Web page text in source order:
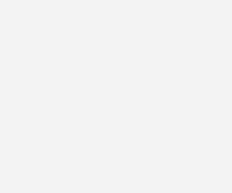
berechnen